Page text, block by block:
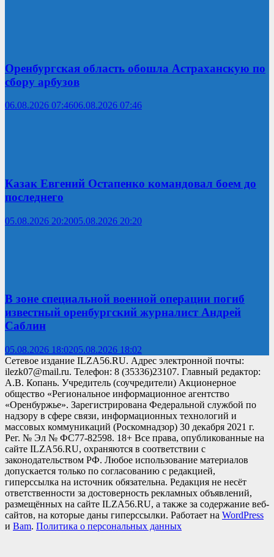
Оренбургская область обошла Астраханскую по
сбору арбузов
06.08.2026 07:4606.08.2026 07:46
Казак Евгений Остапенко командовал боем до
последнего
05.08.2026 20:2005.08.2026 20:20
В зоне специальной военной операции погиб
известный оренбургский журналист Андрей
Саблин
05.08.2026 18:0205.08.2026 18:02
Сетевое издание ILZA56.RU. Адрес электронной почты:
ilezk07@mail.ru. Телефон: 8 (35336)23107. Главный редактор:
А.В. Копань. Учредитель (соучредители) Акционерное
общество «Региональное информационное агентство
«Оренбуржье». Зарегистрирована Федеральной службой по
надзору в сфере связи, информационных технологий и
массовых коммуникаций (Роскомнадзор) 30 декабря 2021 г.
Рег. № Эл № ФС77-82598. 18+ Все права, опубликованные на
сайте ILZA56.RU, охраняются в соответствии с
законодательством РФ. Любое использование материалов
допускается только по согласованию с редакцией,
гиперссылка на источник обязательна. Редакция не несёт
ответственности за достоверность рекламных объявлений,
размещённых на сайте ILZA56.RU, а также за содержание веб-
сайтов, на которые даны гиперссылки. Работает на WordPress
и Bam. Политика о персональных данных